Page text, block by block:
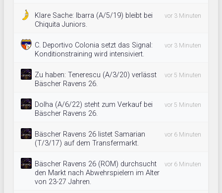
Klare Sache: Ibarra (A/5/19) bleibt bei
Chiquita Juniors.
vor 3 Minuten
C. Deportivo Colonia setzt das Signal:
Konditionstraining wird intensiviert.
vor 3 Minuten
Zu haben: Tenerescu (A/3/20) verlässt
Bäscher Ravens 26.
vor 5 Minuten
Dolha (A/6/22) steht zum Verkauf bei
Bäscher Ravens 26.
vor 5 Minuten
Bäscher Ravens 26 listet Samarian
(T/3/17) auf dem Transfermarkt.
vor 6 Minuten
Bäscher Ravens 26 (ROM) durchsucht
den Markt nach Abwehrspielern im Alter
von 23-27 Jahren.
vor 6 Minuten